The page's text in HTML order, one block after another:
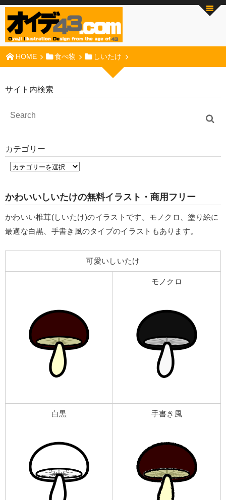
HOME 食べ物 しいたけ
サイト内検索
カテゴリー
かわいいしいたけの無料イラスト・商用フリー
かわいい椎茸(しいたけ)のイラストです。モノクロ、塗り絵に
最適な白黒、手書き風のタイプのイラストもあります。
可愛いしいたけ
モノクロ
白黒 手書き風